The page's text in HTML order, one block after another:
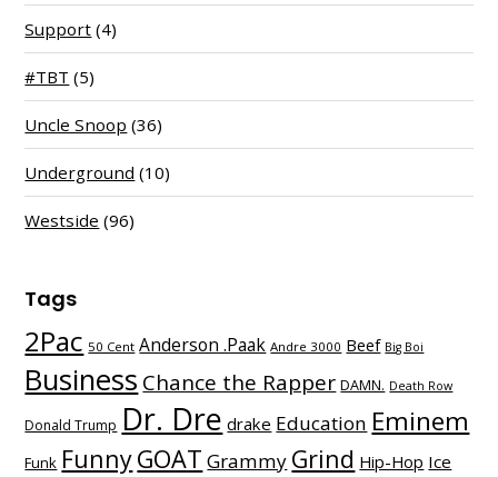
Support (4)
#TBT (5)
Uncle Snoop (36)
Underground (10)
Westside (96)
Tags
2Pac 50 Cent Anderson .Paak Andre 3000 Beef Big Boi
Business Chance the Rapper DAMN. Death Row
Donald Trump Dr. Dre drake Education Eminem
Funk FunnyGOAT Grammy Grind Hip-Hop Ice